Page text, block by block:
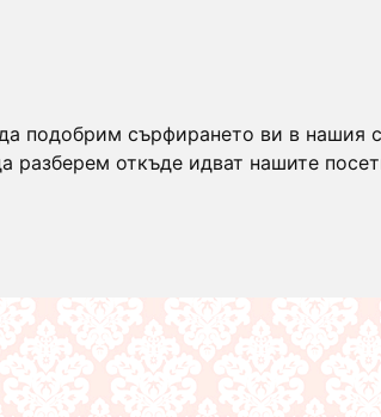
подобрим сърфирането ви в нашия
откъде идват нашите